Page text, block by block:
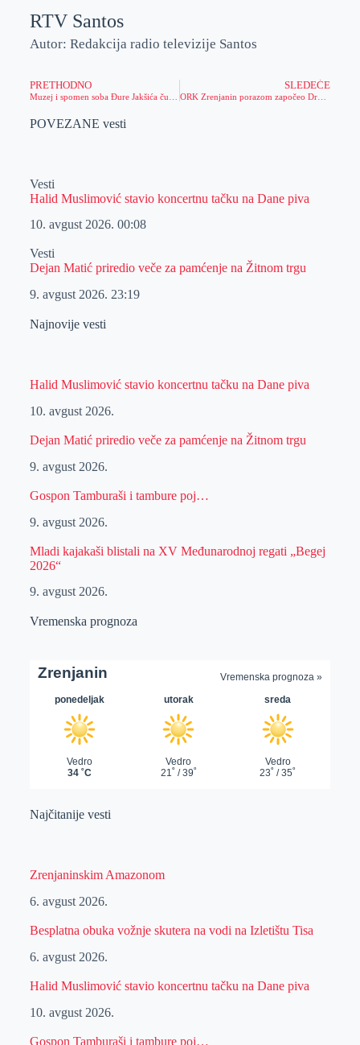
RTV Santos
Autor: Redakcija radio televizije Santos
PRETHODNO SLEDEĆE
POVEZANE vesti
Vesti
Halid Muslimović stavio koncertnu tačku na Dane piva
10. avgust 2026. 00:08
Vesti
Dejan Matić priredio veče za pamćenje na Žitnom trgu
9. avgust 2026. 23:19
Najnovije vesti
Halid Muslimović stavio koncertnu tačku na Dane piva
10. avgust 2026.
Dejan Matić priredio veče za pamćenje na Žitnom trgu
9. avgust 2026.
Gospon Tamburaši i tambure poj…
9. avgust 2026.
Mladi kajakaši blistali na XV Međunarodnoj regati „Begej
2026“
9. avgust 2026.
Vremenska prognoza
Najčitanije vesti
Zrenjaninskim Amazonom
6. avgust 2026.
Besplatna obuka vožnje skutera na vodi na Izletištu Tisa
6. avgust 2026.
Halid Muslimović stavio koncertnu tačku na Dane piva
10. avgust 2026.
Gospon Tamburaši i tambure poj…